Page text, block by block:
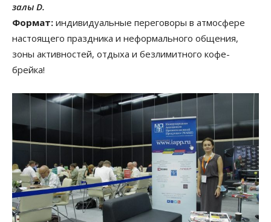
залы D.
Формат: индивидуальные переговоры в атмосфере
настоящего праздника и неформального общения,
зоны активностей, отдыха и безлимитного кофе-
брейка!